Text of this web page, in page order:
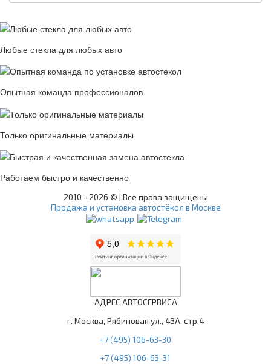
Любые стекла для любых авто
Опытная команда профессионалов
Только оригинальные материалы
Работаем быстро и качественно
2010 - 2026 © | Все права защищены
Продажа и установка автостёкол в Москве
АДРЕС АВТОСЕРВИСА
г. Москва, Рябиновая ул., 43А, стр.4
+7 (495) 106-63-30
+7 (495) 106-63-31